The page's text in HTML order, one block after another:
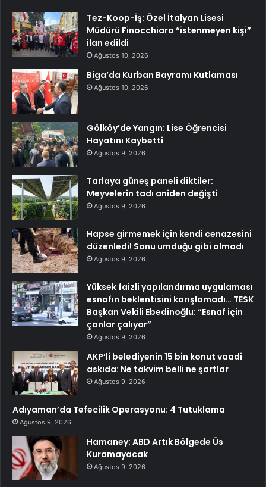
Tez-Koop-İş: Özel İtalyan Lisesi
Müdürü Finocchiaro “istenmeyen kişi”
ilan edildi
Ağustos 10, 2026
Biga’da Kurban Bayramı Kutlaması
Ağustos 10, 2026
Gölköy’de Yangın: Lise Öğrencisi
Hayatını Kaybetti
Ağustos 9, 2026
Tarlaya güneş paneli diktiler:
Meyvelerin tadı aniden değişti
Ağustos 9, 2026
Hapse girmemek için kendi cenazesini
düzenledi! Sonu umduğu gibi olmadı
Ağustos 9, 2026
Yüksek faizli yapılandırma uygulaması
esnafın beklentisini karışlamadı… TESK
Başkan Vekili Ebedinoğlu: “Esnaf için
çanlar çalıyor”
Ağustos 9, 2026
AKP’li belediyenin 15 bin konut vaadi
askıda: Ne takvim belli ne şartlar
Ağustos 9, 2026
Adıyaman’da Tefecilik Operasyonu: 4 Tutuklama
Ağustos 9, 2026
Hamaney: ABD Artık Bölgede Üs
Kuramayacak
Ağustos 9, 2026